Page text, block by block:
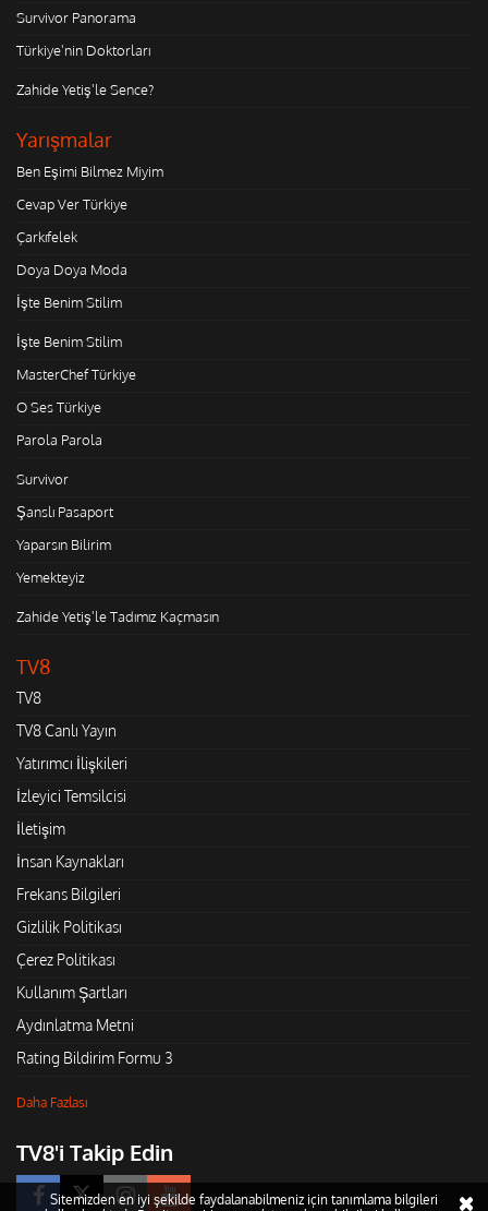
Survivor Panorama
Türkiye'nin Doktorları
Zahide Yetiş'le Sence?
Yarışmalar
Ben Eşimi Bilmez Miyim
Cevap Ver Türkiye
Çarkıfelek
Doya Doya Moda
İşte Benim Stilim
İşte Benim Stilim
MasterChef Türkiye
O Ses Türkiye
Parola Parola
Survivor
Şanslı Pasaport
Yaparsın Bilirim
Yemekteyiz
Zahide Yetiş'le Tadımız Kaçmasın
TV8
TV8
TV8 Canlı Yayın
Yatırımcı İlişkileri
İzleyici Temsilcisi
İletişim
İnsan Kaynakları
Frekans Bilgileri
Gizlilik Politikası
Çerez Politikası
Kullanım Şartları
Aydınlatma Metni
Rating Bildirim Formu 3
Daha Fazlası
TV8'i Takip Edin
Sitemizden en iyi şekilde faydalanabilmeniz için tanımlama bilgileri